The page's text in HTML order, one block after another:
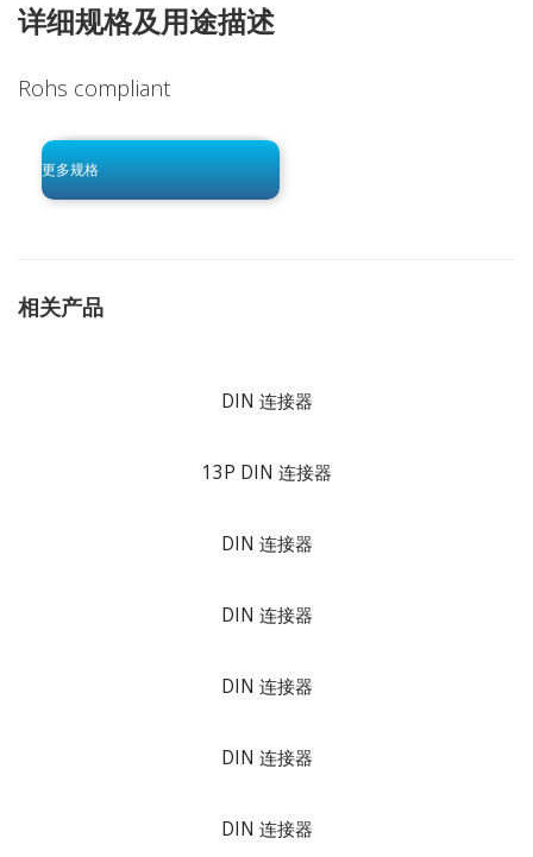
详细规格及用途描述
Rohs compliant
更多规格
click to begin
-0 KB .pdf
相关产品
DIN 连接器
13P DIN 连接器
DIN 连接器
DIN 连接器
DIN 连接器
DIN 连接器
DIN 连接器